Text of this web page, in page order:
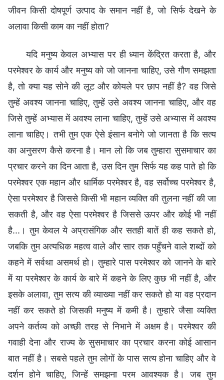
जीवन किसी दोषपूर्ण उत्पाद के समान नहीं है, जो सिर्फ देखने के
अलावा किसी काम का नहीं होता?
यदि मनुष्य केवल अभ्यास पर ही ध्यान केंद्रित करता है, और
परमेश्वर के कार्य और मनुष्य को जो जानना चाहिए, उसे गौण समझता
है, तो क्या यह सोने की लूट और कोयले पर छाप नहीं है? वह जिसे
तुम्हें अवश्य जानना चाहिए, तुम्हें उसे अवश्य जानना चाहिए, और वह
जिसे तुम्हें अभ्यास में अवश्य लाना चाहिए, तुम्हें उसे अभ्यास में अवश्य
लाना चाहिए। तभी तुम एक ऐसे इंसान बनोगे जो जानता है कि सत्य
का अनुसरण कैसे करना है। मान लो कि जब तुम्हारा सुसमाचार का
प्रचार करने का दिन आता है, उस दिन तुम सिर्फ यह कह पाते हो कि
परमेश्वर एक महान और धार्मिक परमेश्वर है, वह सर्वोच्च परमेश्वर है,
ऐसा परमेश्वर है जिससे किसी भी महान व्यक्ति की तुलना नहीं की जा
सकती है, और वह ऐसा परमेश्वर है जिससे ऊपर और कोई भी नहीं
है...। तुम केवल ये अप्रासंगिक और सतही बातें ही कह सकते हो,
जबकि तुम अत्यधिक महत्व वाले और सार तक पहुँचने वाले शब्दों को
कहने में सर्वथा असमर्थ हो। तुम्हारे पास परमेश्वर को जानने के बारे
में या परमेश्वर के कार्य के बारे में कहने के लिए कुछ भी नहीं है, और
इसके अलावा, तुम सत्य की व्याख्या नहीं कर सकते हो या वह प्रदान
नहीं कर सकते हो जिसकी मनुष्य में कमी है। तुम्हारे जैसा व्यक्ति
अपने कर्तव्य को अच्छी तरह से निभाने में अक्षम है। परमेश्वर की
गवाही देना और राज्य के सुसमाचार का प्रचार करना कोई आसान
बात नहीं है। सबसे पहले तुम लोगों के पास सत्य होना चाहिए और वे
दर्शन होने चाहिए, जिन्हें समझना परम आवश्यक है। जब तुम